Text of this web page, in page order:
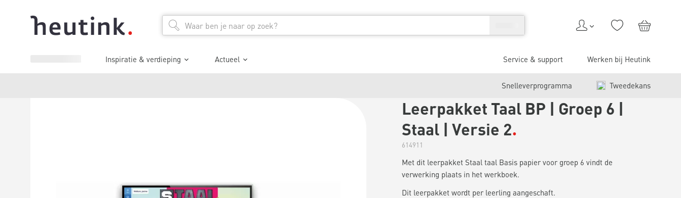
Inspiratie & verdieping Actueel Service & support Werken bij Heutink
Snelleverprogramma Tweedekans
Leerpakket Taal BP | Groep 6 |
Staal | Versie 2
614911
Met dit leerpakket Staal taal Basis papier voor groep 6 vindt de
verwerking plaats in het werkboek.
Dit leerpakket wordt per leerling aangeschaft.